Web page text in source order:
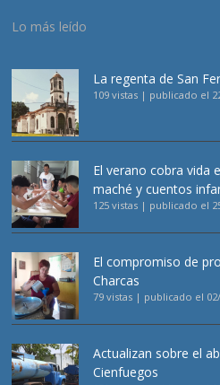
Lo más leído
La regenta de San
109 vistas | publicado el
El verano cobra vida
maché y cuentos
125 vistas | publicado el
El compromiso de
Charcas
79 vistas | publicado el
Actualizan sobre el
Cienfuegos